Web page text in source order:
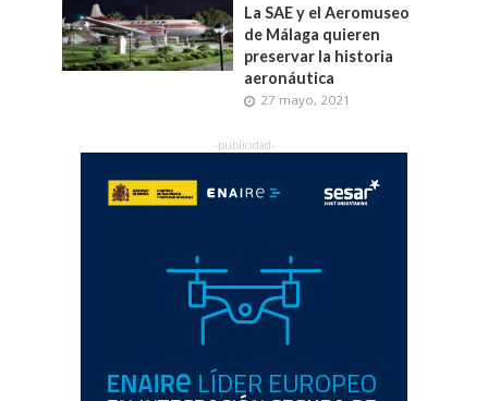
La SAE y el Aeromuseo
de Málaga quieren
preservar la historia
aeronáutica
27 mayo, 2021